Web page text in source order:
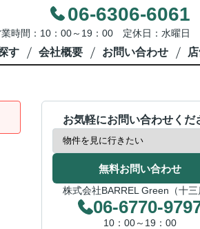
06-6306-6061
時間：10：00～19：00 定休日：水曜日
す 会社概要 お問い合わせ
お気軽にお問い合わせくだ
無料お問い合わせ
株式会社BARREL Green（十三
06-6770-
10：00～19：00